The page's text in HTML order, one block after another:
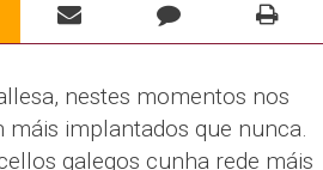
nestes momentos nos
implantados que nunca.
galegos cunha rede máis